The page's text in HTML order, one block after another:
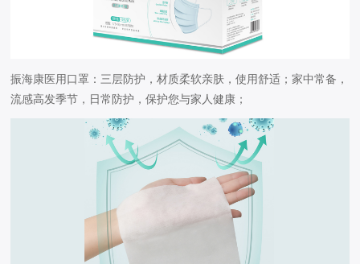
振海康医用口罩：三层防护，材质柔软亲肤，使用舒适；家中常备，
流感高发季节，日常防护，保护您与家人健康；